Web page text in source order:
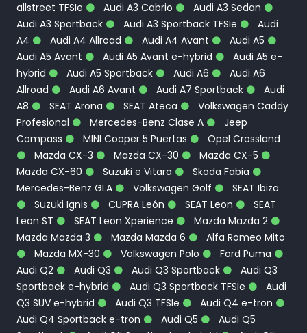
allstreet TFSIe
Audi A3 Cabrio
Audi A3 Sedan
Audi A3 Sportback
Audi A3 Sportback TFSIe
Audi
A4
Audi A4 Allroad Audi A4 Avant
Audi A5
Audi A5 Avant
Audi A5 Avant e-hybrid
Audi A5 e-
hybrid
Audi A5 Sportback Audi A6
Audi A6
Allroad
Audi A6 Avant Audi A7 Sportback
Audi
A8
SEAT Arona SEAT Ateca
Volkswagen Caddy
Profesional
Mercedes-Benz Clase A
Jeep
Compass
MINI Cooper 5 Puertas
Opel Crossland
Mazda CX-3
Mazda CX-30
Mazda CX-5
Mazda CX-60
Suzuki e Vitara
Skoda Fabia
Mercedes-Benz GLA
Volkswagen Golf
SEAT Ibiza
Suzuki Ignis
CUPRA León SEAT Leon
SEAT
Leon ST
SEAT Leon Xperience
Mazda Mazda 2
Mazda Mazda 3
Mazda Mazda 6
Alfa Romeo Mito
Mazda MX-30
Volkswagen Polo
Ford Puma
Audi Q2
Audi Q3 Audi Q3 Sportback
Audi Q3
Sportback e-hybrid
Audi Q3 Sportback TFSIe
Audi
Q3 SUV e-hybrid
Audi Q3 TFSIe
Audi Q4 e-tron
Audi Q4 Sportback e-tron
Audi Q5
Audi Q5